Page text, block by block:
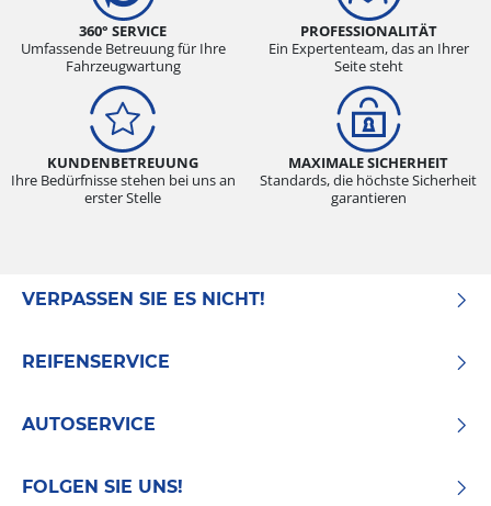
360° SERVICE
Umfassende Betreuung für Ihre
Fahrzeugwartung
PROFESSIONALITÄT
Ein Expertenteam, das an Ihrer
Seite steht
KUNDENBETREUUNG
Ihre Bedürfnisse stehen bei uns an
erster Stelle
MAXIMALE SICHERHEIT
Standards, die höchste Sicherheit
garantieren
VERPASSEN SIE ES NICHT!
REIFENSERVICE
AUTOSERVICE
FOLGEN SIE UNS!